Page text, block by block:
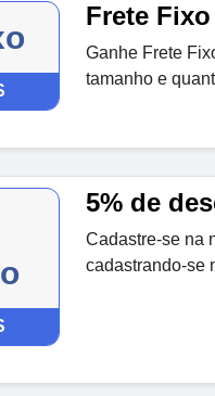
Frete Fixo
Ganhe Frete
tamanho e
5% de
Cadastre-se na
cadastrando-se